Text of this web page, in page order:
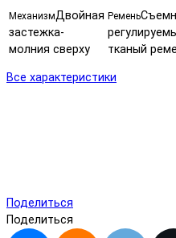
МеханизмДвойная
застежка-
молния сверху
Ремень
тканый
Все характеристики
Поделиться
Поделиться